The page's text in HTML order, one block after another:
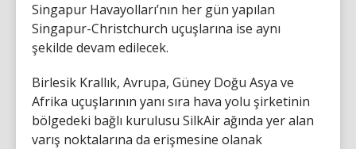
Singapur Havayolları’nın her gün yapılan
Singapur-Christchurch uçuşlarına ise aynı
şekilde devam edilecek.
Birlesik Krallık, Avrupa, Güney Doğu Asya ve
Afrika uçuşlarının yanı sıra hava yolu şirketinin
bölgedeki bağlı kurulusu SilkAir ağında yer alan
varış noktalarına da erişmesine olanak